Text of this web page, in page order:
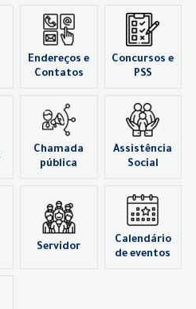
Endereços e
Contatos
Concursos e
PSS
Chamada
pública
Assistência
Social
Servidor
Calendário
de eventos